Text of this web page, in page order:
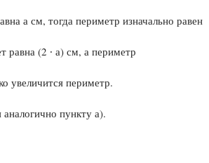
а см, тогда периметр изначально равен
равна (2 ∙ а) см, а периметр
увеличится периметр.
пункту а).